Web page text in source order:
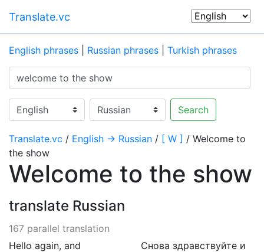
Translate.vc
English phrases Russian phrases Turkish phrases
Search
Translate.vc / English → Russian / [ W ] / Welcome to
the show
Welcome to the show
translate Russian
167 parallel translation
Hello again, and
Снова здравствуйте и